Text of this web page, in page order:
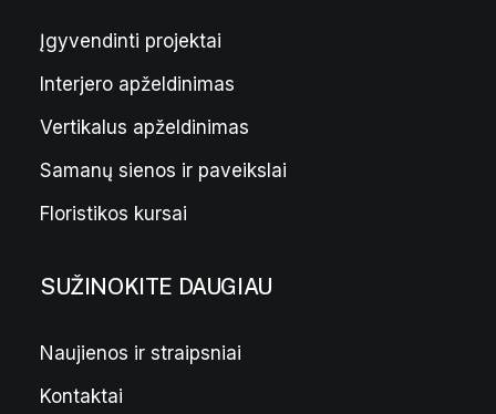
Pilkas vazonas „Bordo” L
Įgyvendinti projektai
Interjero apželdinimas
Vertikalus apželdinimas
Samanų sienos ir paveikslai
Floristikos kursai
SUŽINOKITE DAUGIAU
Naujienos ir straipsniai
Kontaktai